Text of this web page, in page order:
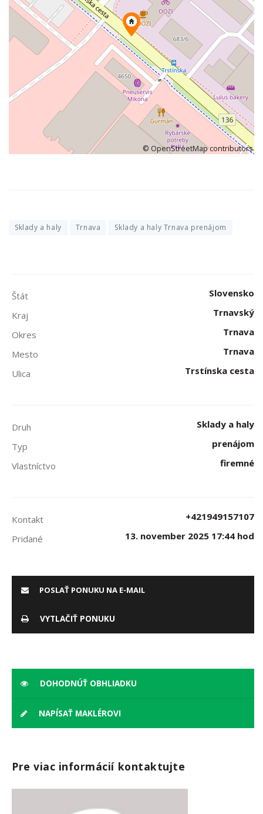
© OpenStreetMapcontributors
Sklady a haly Trnava Sklady a haly Trnava prenájom
Štát
Slovensko
Kraj
Trnavský
Okres
Trnava
Mesto
Trnava
Ulica
Trstínska cesta
Druh
Sklady a haly
Typ
prenájom
Vlastníctvo
firemné
Kontakt
+421949157107
Pridané
13. november 2025 17:44 hod
POSLAŤ PONUKU NA E-MAIL
VYTLAČIŤ PONUKU
DOHODNÚŤ OBHLIADKU
NAPÍSAŤ MAKLÉROVI
Pre viac informácií kontaktujte